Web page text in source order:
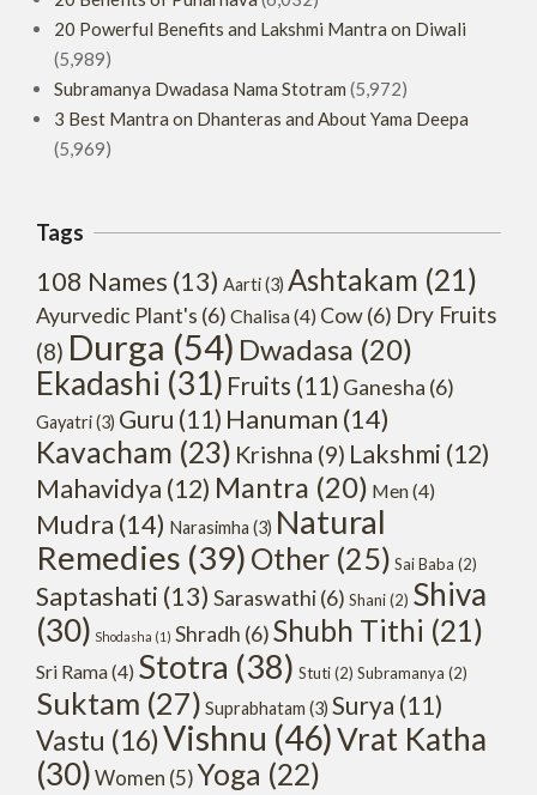
20 Powerful Benefits and Lakshmi Mantra on Diwali
(5,989)
Subramanya Dwadasa Nama Stotram (5,972)
3 Best Mantra on Dhanteras and About Yama Deepa
(5,969)
Tags
108 Names (13) Aarti(3) Ashtakam (21)
Ayurvedic Plant's (6) Chalisa(4) Cow(6) Dry Fruits
(8) Durga (54) Dwadasa (20)
Ekadashi (31) Fruits (11) Ganesha (6)
Gayatri(3) Guru (11) Hanuman (14)
Kavacham (23) Krishna (9) Lakshmi (12)
Mahavidya (12) Mantra (20) Men(4)
Mudra (14) Narasimha (3) Natural
Remedies (39) Other (25) Sai Baba (2)
Saptashati (13) Saraswathi(6) Shani(2) Shiva
(30) Shodasha (1) Shradh (6)Shubh Tithi (21)
Sri Rama(4) Stotra (38) Stuti(2) Subramanya (2)
Suktam (27) Suprabhatam (3) Surya (11)
Vastu (16)Vishnu (46)Vrat Katha
(30)Women (5)Yoga (22)